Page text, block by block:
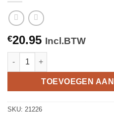
€20.95 Incl.BTW
Graskantstekersteel ATLAS
TOEVOEGEN
SKU: 21226